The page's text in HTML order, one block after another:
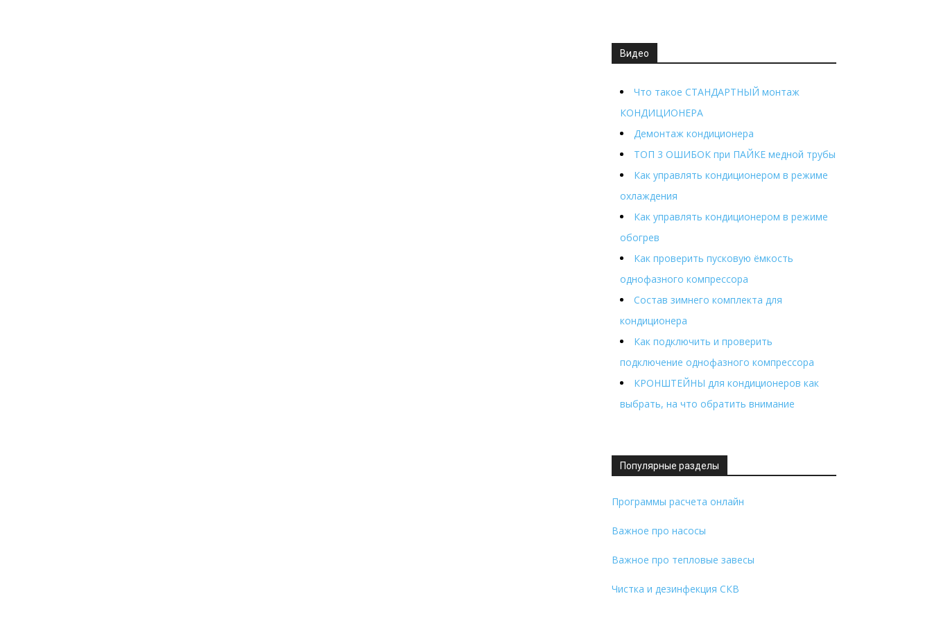
Видео
Что такое СТАНДАРТНЫЙ монтаж
КОНДИЦИОНЕРА
Демонтаж кондиционера
ТОП 3 ОШИБОК при ПАЙКЕ медной трубы
Как управлять кондиционером в режиме
охлаждения
Как управлять кондиционером в режиме
обогрев
Как проверить пусковую ёмкость
однофазного компрессора
Состав зимнего комплекта для
кондиционера
Как подключить и проверить
подключение однофазного компрессора
КРОНШТЕЙНЫ для кондиционеров как
выбрать, на что обратить внимание
Популярные разделы
Программы расчета онлайн
Важное про насосы
Важное про тепловые завесы
Чистка и дезинфекция СКВ